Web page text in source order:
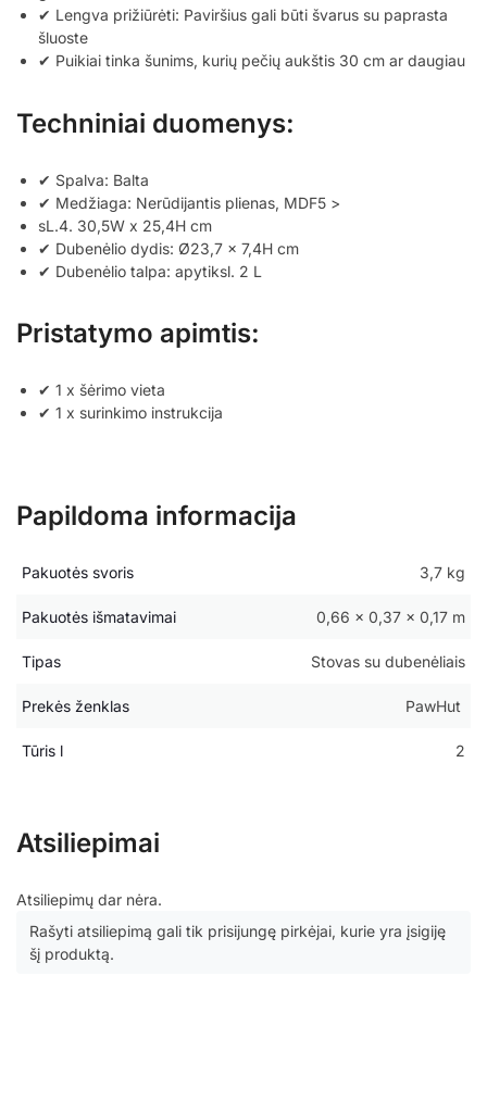
✔ Lengva prižiūrėti: Paviršius gali būti švarus su paprasta
šluoste
✔ Puikiai tinka šunims, kurių pečių aukštis 30 cm ar daugiau
Techniniai duomenys:
✔ Spalva: Balta
✔ Medžiaga: Nerūdijantis plienas, MDF5 >
sL.4. 30,5W x 25,4H cm
✔ Dubenėlio dydis: Ø23,7 x 7,4H cm
✔ Dubenėlio talpa: apytiksl. 2 L
Pristatymo apimtis:
✔ 1 x šėrimo vieta
✔ 1 x surinkimo instrukcija
Papildoma informacija
Pakuotės svoris 3,7 kg
Pakuotės išmatavimai 0,66 × 0,37 × 0,17 m
Tipas Stovas su dubenėliais
Prekės ženklas PawHut
Tūris l 2
Atsiliepimai
Atsiliepimų dar nėra.
Rašyti atsiliepimą gali tik prisijungę pirkėjai, kurie yra įsigiję
šį produktą.